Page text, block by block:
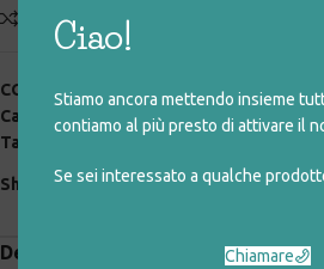
Ciao!
Stiamo ancora mettendo insieme
contiamo al più presto di attivare il
Se sei interessato a qualche
Chiamare
Add to compare
COD:
016_0_018
Categorie:
costruzioni da tavolo,
Tag:
Share:
Descrizione